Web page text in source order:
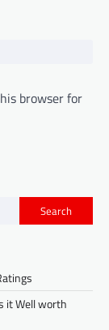
browser for
Search
it Well worth